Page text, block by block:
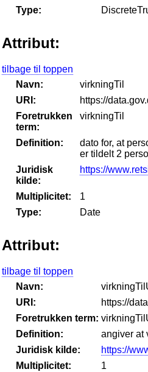
Type:
Attribut:
tilbage til toppen
Navn:
virkningTil
URI:
https://
Foretrukken
term:
virkningTil
Definition:
dato for, at
er tildelt 2
Juridisk
kilde:
https://
Multiplicitet:
1
Type:
Date
Attribut:
tilbage til toppen
Navn:
URI:
https://
Foretrukken term:
Definition:
angiver at
Juridisk kilde:
https://
Multiplicitet:
1